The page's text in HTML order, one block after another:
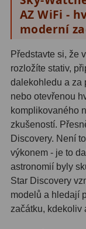
SII2
Planetární 6
Proti
Barevné66
AstroFoto284
Planetární
Deep-Sky
Guiding kamery
T-kroužky16
AZ WiFi -
moderní
Představte si, že
rozložíte stativ,
dalekohledu a za
nebo otevřenou
komplikovaného
zkušeností.
Discovery. Není
výkonem - je to
astronomií byly
Star Discovery
modelů a hledají
začátku, kdekoliv